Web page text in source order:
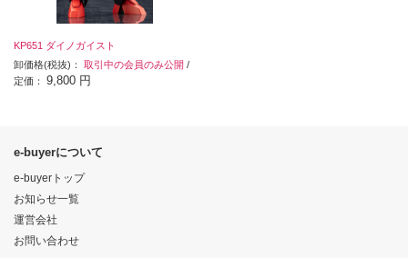
KP651 ダイノガイスト
卸価格(税抜)： 取引中の会員のみ公開 /
定価： 9,800 円
e-buyerについて
e-buyerトップ
お知らせ一覧
運営会社
お問い合わせ